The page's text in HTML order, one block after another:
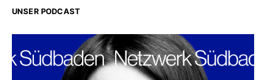
UNSER PODCAST